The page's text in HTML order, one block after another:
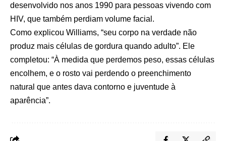
desenvolvido nos anos 1990 para pessoas vivendo com
HIV, que também perdiam volume facial.
Como explicou Williams, “seu corpo na verdade não
produz mais células de gordura quando adulto”. Ele
completou: “À medida que perdemos peso, essas células
encolhem, e o rosto vai perdendo o preenchimento
natural que antes dava contorno e juventude à
aparência”.